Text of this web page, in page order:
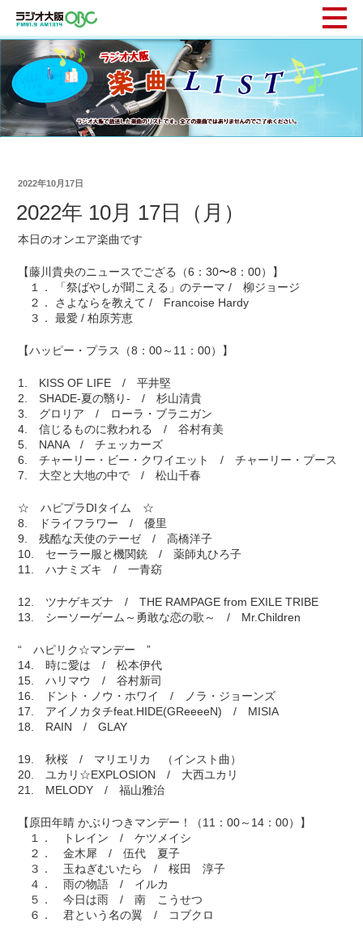
2022年10月17日
2022年 10月 17日（月）
本日のオンエア楽曲です
【藤川貴央のニュースでござる（6：30〜8：00）】
１． 「祭ばやしが聞こえる」のテーマ / 柳ジョージ
２． さよならを教えて / Francoise Hardy
３． 最愛 / 柏原芳恵
【ハッピー・プラス（8：00～11：00）】
1. KISS OF LIFE / 平井堅
2. SHADE-夏の翳り- / 杉山清貴
3. グロリア / ローラ・ブラニガン
4. 信じるものに救われる / 谷村有美
5. NANA / チェッカーズ
6. チャーリー・ビー・クワイエット / チャーリー・プース
7. 大空と大地の中で / 松山千春
☆ ハピプラDIタイム ☆
8. ドライフラワー / 優里
9. 残酷な天使のテーゼ / 高橋洋子
10. セーラー服と機関銃 / 薬師丸ひろ子
11. ハナミズキ / 一青窈
12. ツナゲキズナ / THE RAMPAGE from EXILE TRIBE
13. シーソーゲーム～勇敢な恋の歌～ / Mr.Children
“ ハピリク☆マンデー ”
14. 時に愛は / 松本伊代
15. ハリマウ / 谷村新司
16. ドント・ノウ・ホワイ / ノラ・ジョーンズ
17. アイノカタチfeat.HIDE(GReeeeN) / MISIA
18. RAIN / GLAY
19. 秋桜 / マリエリカ （インスト曲）
20. ユカリ☆EXPLOSION / 大西ユカリ
21. MELODY / 福山雅治
【原田年晴 かぶりつきマンデー！（11：00～14：00）】
１． トレイン / ケツメイシ
２． 金木犀 / 伍代 夏子
３． 玉ねぎむいたら / 桜田 淳子
４． 雨の物語 / イルカ
５． 今日は雨 / 南 こうせつ
６． 君という名の翼 / コブクロ